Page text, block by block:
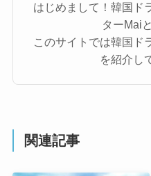
はじめまして！韓国ド
ターMai
このサイトでは韓国ド
を紹介し
関連記事